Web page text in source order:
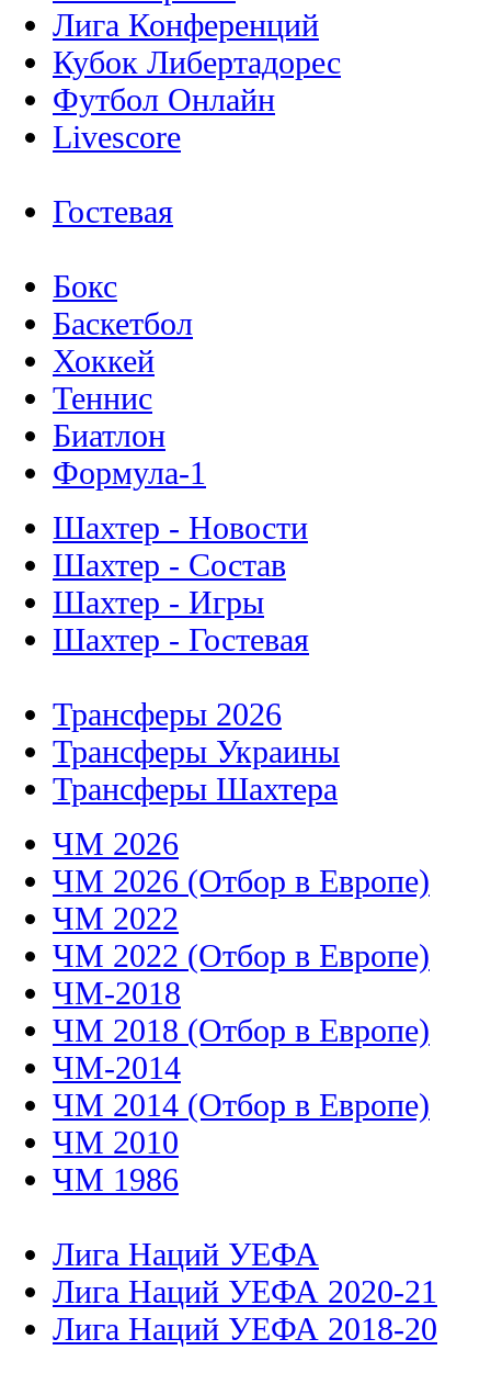
Лига Конференций
Кубок Либертадорес
Футбол Онлайн
Livescore
Гостевая
Бокс
Баскетбол
Хоккей
Теннис
Биатлон
Формула-1
Шахтер - Новости
Шахтер - Состав
Шахтер - Игры
Шахтер - Гостевая
Трансферы 2026
Трансферы Украины
Трансферы Шахтера
ЧМ 2026
ЧМ 2026 (Отбор в Европе)
ЧМ 2022
ЧМ 2022 (Отбор в Европе)
ЧМ-2018
ЧМ 2018 (Отбор в Европе)
ЧМ-2014
ЧМ 2014 (Отбор в Европе)
ЧМ 2010
ЧМ 1986
Лига Наций УЕФА
Лига Наций УЕФА 2020-21
Лига Наций УЕФА 2018-20